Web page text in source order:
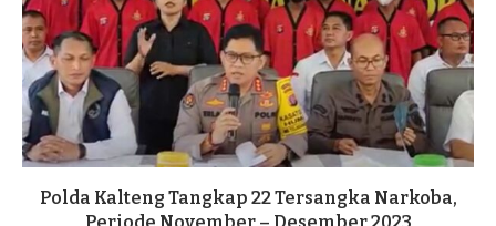
Polda Kalteng Tangkap 22 Tersangka Narkoba,